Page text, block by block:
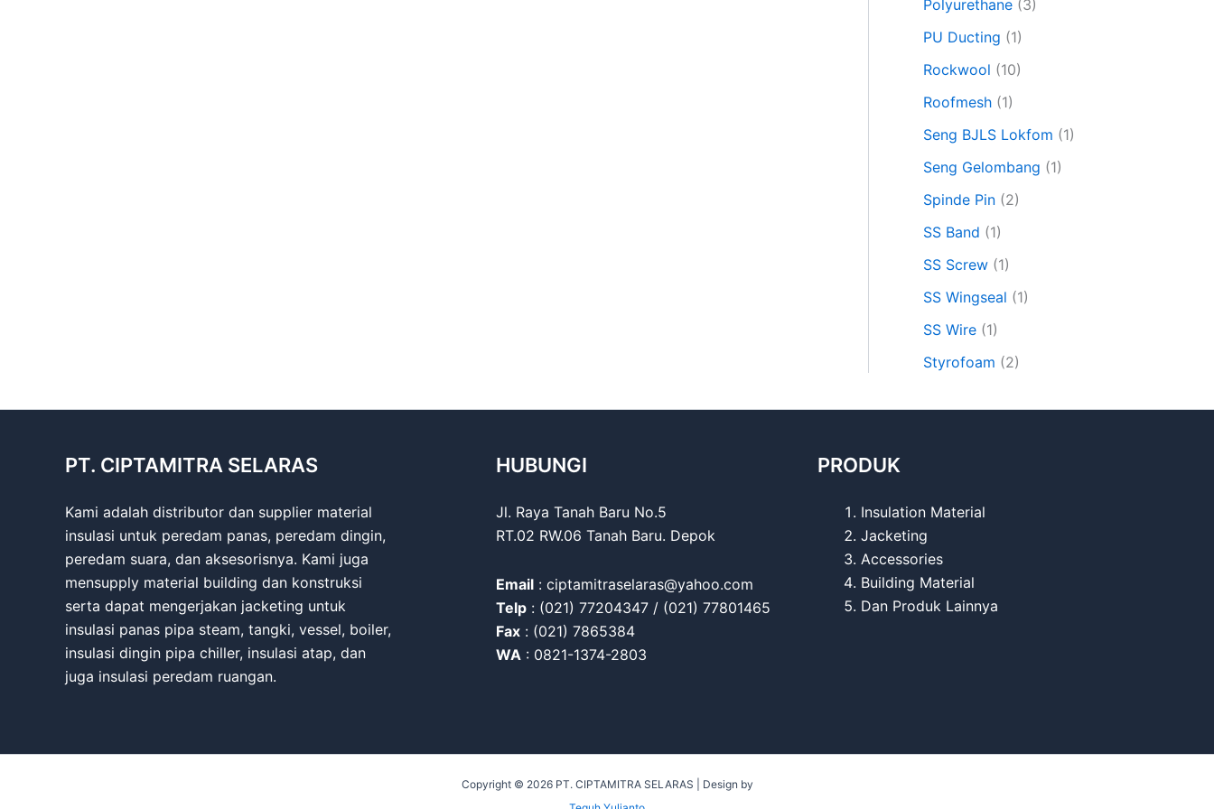
Polyurethane (3)
PU Ducting (1)
Rockwool (10)
Roofmesh (1)
Seng BJLS Lokfom (1)
Seng Gelombang (1)
Spinde Pin (2)
SS Band (1)
SS Screw (1)
SS Wingseal (1)
SS Wire (1)
Styrofoam (2)
PT. CIPTAMITRA SELARAS
Kami adalah distributor dan supplier material
insulasi untuk peredam panas, peredam dingin,
peredam suara, dan aksesorisnya. Kami juga
mensupply material building dan konstruksi
serta dapat mengerjakan jacketing untuk
insulasi panas pipa steam, tangki, vessel, boiler,
insulasi dingin pipa chiller, insulasi atap, dan
juga insulasi peredam ruangan.
HUBUNGI
Jl. Raya Tanah Baru No.5
RT.02 RW.06 Tanah Baru. Depok
Email: ciptamitraselaras@yahoo.com
Telp: (021) 77204347 / (021) 77801465
Fax: (021) 7865384
WA: 0821-1374-2803
PRODUK
Insulation Material
Jacketing
Accessories
Building Material
Dan Produk Lainnya
Copyright © 2026 PT. CIPTAMITRA SELARAS | Design by